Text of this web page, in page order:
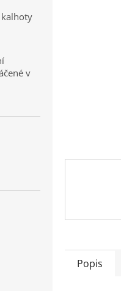
kalhoty
v
Popis